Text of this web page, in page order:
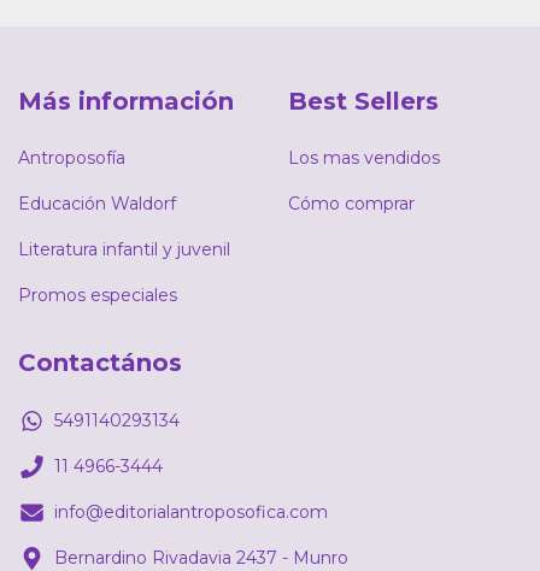
Más información
Antroposofía
Educación Waldorf
Literatura infantil y juvenil
Promos especiales
Best Sellers
Los mas vendidos
Cómo comprar
Contactános
5491140293134
11 4966-3444
info@editorialantroposofica.com
Bernardino Rivadavia 2437 - Munro